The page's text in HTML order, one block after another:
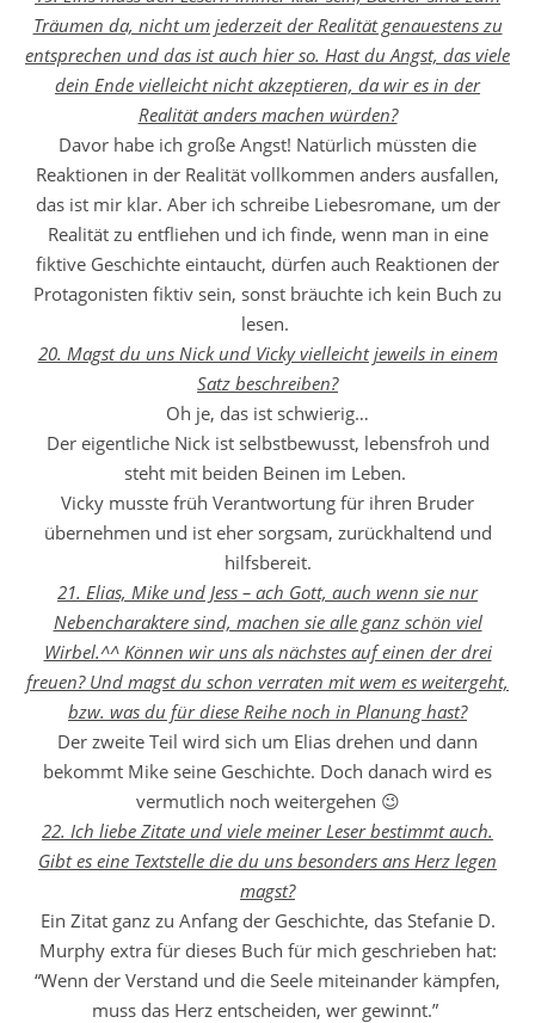
Träumen da, nicht um jederzeit der Realität genauestens zu
entsprechen und das ist auch hier so. Hast du Angst, das viele
dein Ende vielleicht nicht akzeptieren, da wir es in der
Realität anders machen würden?
Davor habe ich große Angst! Natürlich müssten die
Reaktionen in der Realität vollkommen anders ausfallen,
das ist mir klar. Aber ich schreibe Liebesromane, um der
Realität zu entfliehen und ich finde, wenn man in eine
fiktive Geschichte eintaucht, dürfen auch Reaktionen der
Protagonisten fiktiv sein, sonst bräuchte ich kein Buch zu
lesen.
20. Magst du uns Nick und Vicky vielleicht jeweils in einem
Satz beschreiben?
Oh je, das ist schwierig…
Der eigentliche Nick ist selbstbewusst, lebensfroh und
steht mit beiden Beinen im Leben.
Vicky musste früh Verantwortung für ihren Bruder
übernehmen und ist eher sorgsam, zurückhaltend und
hilfsbereit.
21. Elias, Mike und Jess – ach Gott, auch wenn sie nur
Nebencharaktere sind, machen sie alle ganz schön viel
Wirbel.^^ Können wir uns als nächstes auf einen der drei
freuen? Und magst du schon verraten mit wem es weitergeht,
bzw. was du für diese Reihe noch in Planung hast?
Der zweite Teil wird sich um Elias drehen und dann
bekommt Mike seine Geschichte. Doch danach wird es
vermutlich noch weitergehen 😉
22. Ich liebe Zitate und viele meiner Leser bestimmt auch.
Gibt es eine Textstelle die du uns besonders ans Herz legen
magst?
Ein Zitat ganz zu Anfang der Geschichte, das Stefanie D.
Murphy extra für dieses Buch für mich geschrieben hat:
“Wenn der Verstand und die Seele miteinander kämpfen,
muss das Herz entscheiden, wer gewinnt.”